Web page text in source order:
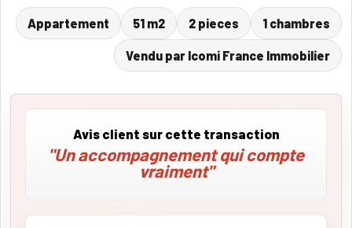
Appartement 51 m2 2 pieces 1 chambres
Vendu par Icomi France Immobilier
Avis client sur cette transaction
"Un accompagnement qui compte
vraiment"